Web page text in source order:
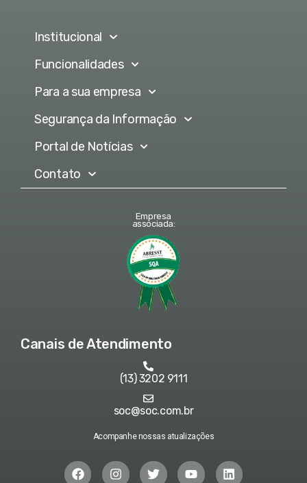
Institucional
Funcionalidades
Para a sua empresa
Segurança da Informação
Portal de Notícias
Contato
Empresa
associada:
Canais de Atendimento
(13) 3202 9111
soc@soc.com.br
Acompanhe nossas atualizações